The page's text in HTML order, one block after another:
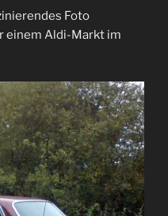
Foto
einem Aldi-Markt im